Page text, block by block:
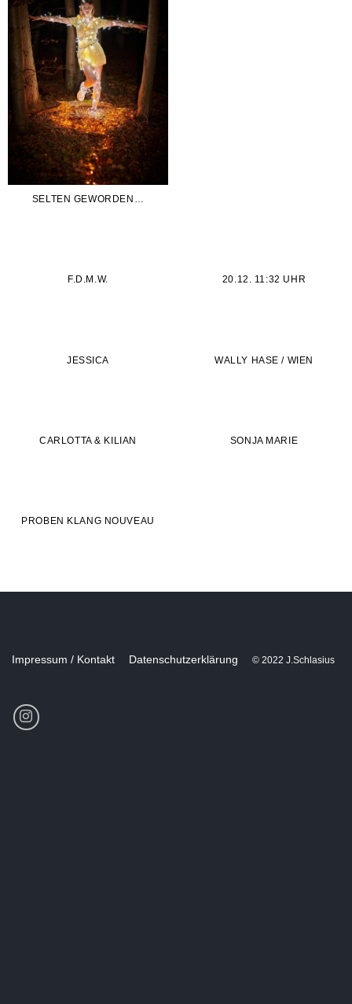
SELTEN GEWORDEN…
F.D.M.W. 20.12. 11:32 UHR
JESSICA WALLY HASE / WIEN
CARLOTTA & KILIAN SONJA MARIE
PROBEN KLANG NOUVEAU
Impressum / Kontakt Datenschutzerklärung © 2022 J.Schlasius